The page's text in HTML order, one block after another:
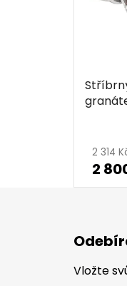
2 314
2
Vložte